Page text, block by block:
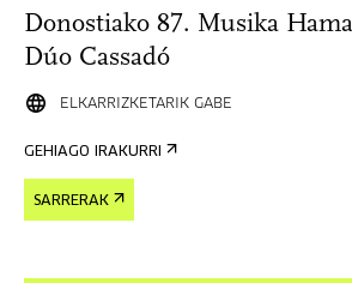
Donostiako 87. Musika
Dúo Cassadó
ELKARRIZKETARIK GABE
GEHIAGO IRAKURRI
SARRERAK